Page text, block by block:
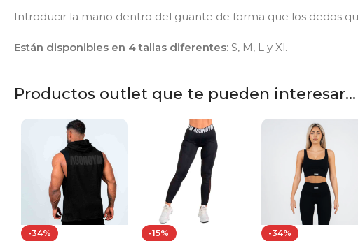
Introducir la mano dentro del guante de forma que los dedos
Están disponibles en 4 tallas diferentes: S, M, L y Xl.
Productos outlet que te pueden interesar...
-34%
-15%
-34%